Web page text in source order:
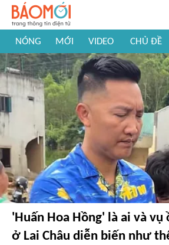
NÓNG MỚI VIDEO CHỦ ĐỀ
#Trí tuệ nhân tạo #Mỹ - Iran
#Khám phá
#Khám phá thế giới
'Huấn Hoa Hồng' là ai và
ở Lai Châu diễn biến như